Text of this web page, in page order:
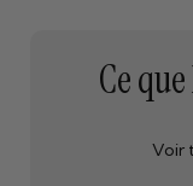
Ce
Voir